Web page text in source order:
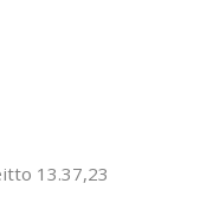
13.37,23